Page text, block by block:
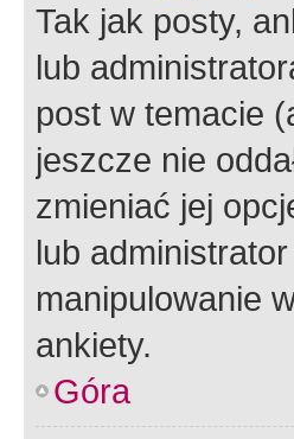
Tak jak posty,
lub
post w temacie
jeszcze nie
zmieniać jej
lub
manipulowanie
ankiety.
Góra